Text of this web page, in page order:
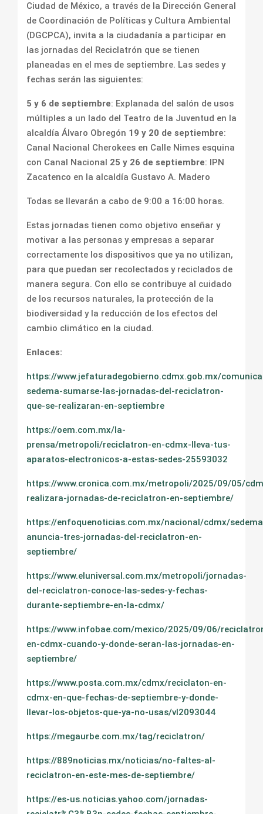
Ciudad de México, a través de la Dirección General
de Coordinación de Políticas y Cultura Ambiental
(DGCPCA), invita a la ciudadanía a participar en
las jornadas del Reciclatrón que se tienen
planeadas en el mes de septiembre. Las sedes y
fechas serán las siguientes:
5 y 6 de septiembre: Explanada del salón de usos
múltiples a un lado del Teatro de la Juventud en la
alcaldía Álvaro Obregón 19 y 20 de septiembre:
Canal Nacional Cherokees en Calle Nimes esquina
con Canal Nacional 25 y 26 de septiembre: IPN
Zacatenco en la alcaldía Gustavo A. Madero
Todas se llevarán a cabo de 9:00 a 16:00 horas.
Estas jornadas tienen como objetivo enseñar y
motivar a las personas y empresas a separar
correctamente los dispositivos que ya no utilizan,
para que puedan ser recolectados y reciclados de
manera segura. Con ello se contribuye al cuidado
de los recursos naturales, la protección de la
biodiversidad y la reducción de los efectos del
cambio climático en la ciudad.
Enlaces:
https://www.jefaturadegobierno.cdmx.gob.mx/
sedema-sumarse-las-jornadas-del-reciclatron-
que-se-realizaran-en-septiembre
https://oem.com.mx/la-
prensa/metropoli/reciclatron-en-cdmx-lleva-tus-
aparatos-electronicos-a-estas-sedes-25593032
https://www.cronica.com.mx/metropoli/2025/09/05/
realizara-jornadas-de-reciclatron-en-septiembre/
https://enfoquenoticias.com.mx/nacional/cdmx/
anuncia-tres-jornadas-del-reciclatron-en-
septiembre/
https://www.eluniversal.com.mx/metropoli/jornadas-
del-reciclatron-conoce-las-sedes-y-fechas-
durante-septiembre-en-la-cdmx/
https://www.infobae.com/mexico/2025/09/06/
en-cdmx-cuando-y-donde-seran-las-jornadas-en-
septiembre/
https://www.posta.com.mx/cdmx/reciclaton-en-
cdmx-en-que-fechas-de-septiembre-y-donde-
llevar-los-objetos-que-ya-no-usas/vl2093044
https://megaurbe.com.mx/tag/reciclatron/
https://889noticias.mx/noticias/no-faltes-al-
reciclatron-en-este-mes-de-septiembre/
https://es-us.noticias.yahoo.com/jornadas-